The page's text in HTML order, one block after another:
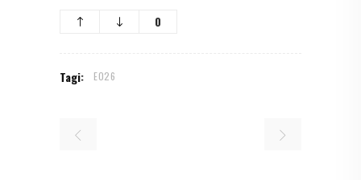
0
Tagi: E026